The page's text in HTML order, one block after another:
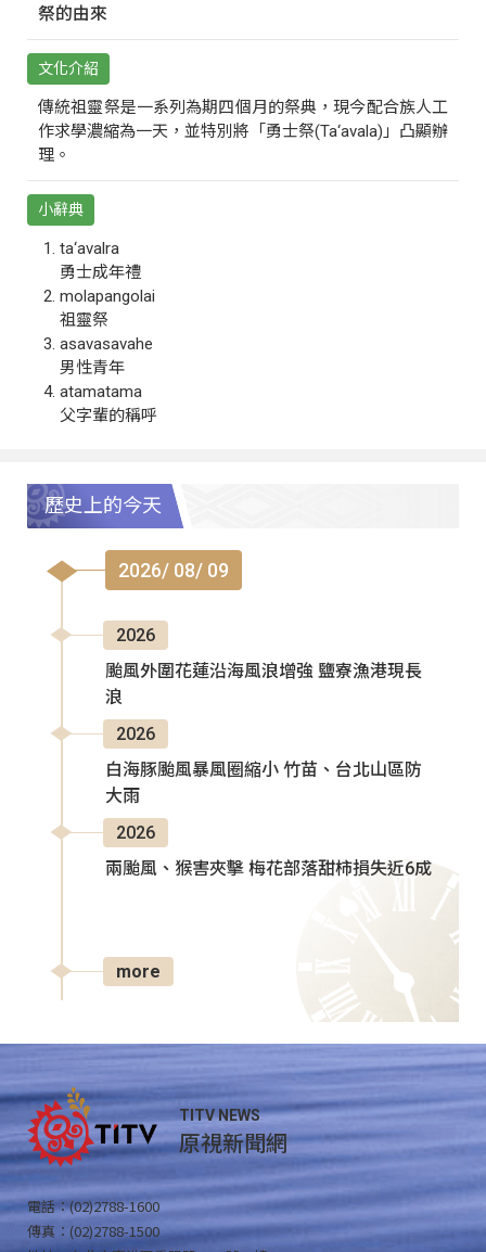
祭的由來
文化介紹
傳統祖靈祭是一系列為期四個月的祭典，現今配合族人工
作求學濃縮為一天，並特別將「勇士祭(Ta‘avala)」凸顯辦
理。
小辭典
ta‘avalra
勇士成年禮
molapangolai
祖靈祭
asavasavahe
男性青年
atamatama
父字輩的稱呼
歷史上的今天
2026/ 08/ 09
2026
颱風外圍花蓮沿海風浪增強 鹽寮漁港現長
浪
2026
白海豚颱風暴風圈縮小 竹苗、台北山區防
大雨
2026
兩颱風、猴害夾擊 梅花部落甜柿損失近6成
more
TITV NEWS
原視新聞網
電話：(02)2788-1600
傳真：(02)2788-1500